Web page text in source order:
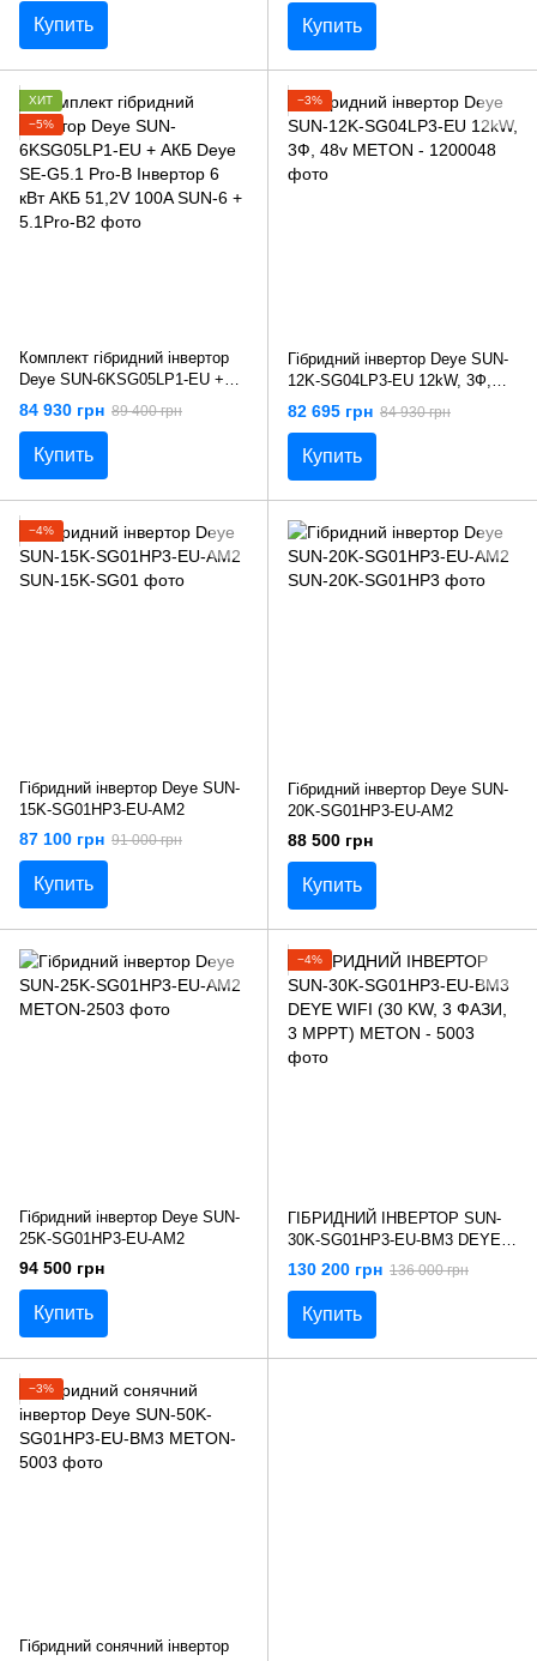
Купить Купить
ХИТ
−5%
Комплект гібридний інвертор
Deye SUN-6KSG05LP1-EU +
АКБ Deye SE-G5.1 Pro-B
Інвертор 6 кВт АКБ 51,2V 100A
84 930 грн 89 400 грн
Купить
−3%
Гібридний інвертор Deye SUN-
12K-SG04LP3-EU 12kW, 3Ф,
48v
82 695 грн 84 930 грн
Купить
−4%
Гібридний інвертор Deye SUN-
15K-SG01HP3-EU-AM2
87 100 грн 91 000 грн
Купить
Гібридний інвертор Deye SUN-
20K-SG01HP3-EU-AM2
88 500 грн
Купить
Гібридний інвертор Deye SUN-
25K-SG01HP3-EU-AM2
94 500 грн
Купить
−4%
ГІБРИДНИЙ ІНВЕРТОР SUN-
30K-SG01HP3-EU-BM3 DEYE
WIFI (30 KW, 3 ФАЗИ, 3 MPPT)
130 200 грн 136 000 грн
Купить
−3%
Гібридний сонячний інвертор